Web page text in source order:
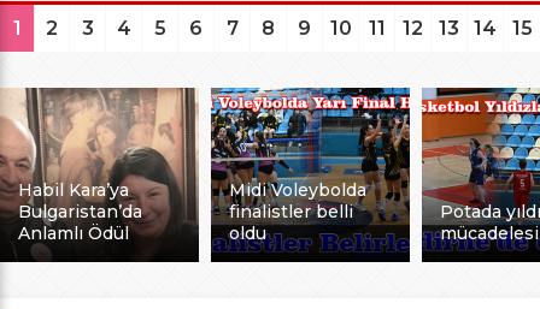
1 2 3 4 5 6 7 8 9 10 11 12 13 14 15
Habil Kara’ya
Bulgaristan’da
Anlamlı Ödül
Midi Voleybolda
finalistler belli
oldu
Potada
mücadelesi